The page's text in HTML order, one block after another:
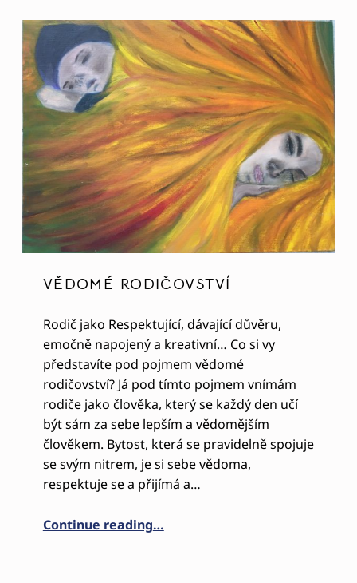
VĚDOMÉ RODIČOVSTVÍ
Rodič jako Respektující, dávající důvěru,
emočně napojený a kreativní… Co si vy
představíte pod pojmem vědomé
rodičovství? Já pod tímto pojmem vnímám
rodiče jako člověka, který se každý den učí
být sám za sebe lepším a vědomějším
člověkem. Bytost, která se pravidelně spojuje
se svým nitrem, je si sebe vědoma,
respektuje se a přijímá a…
Continue reading…